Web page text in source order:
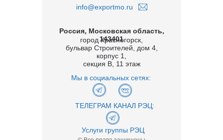
Россия, Московская область,
143401
город Красногорск,
бульвар Строителей, дом 4,
корпус 1,
секция В, 11 этаж
info@exportmo.ru
Мы в социальных сетях:
ТЕЛЕГРАМ КАНАЛ РЭЦ:
Услуги группы РЭЦ